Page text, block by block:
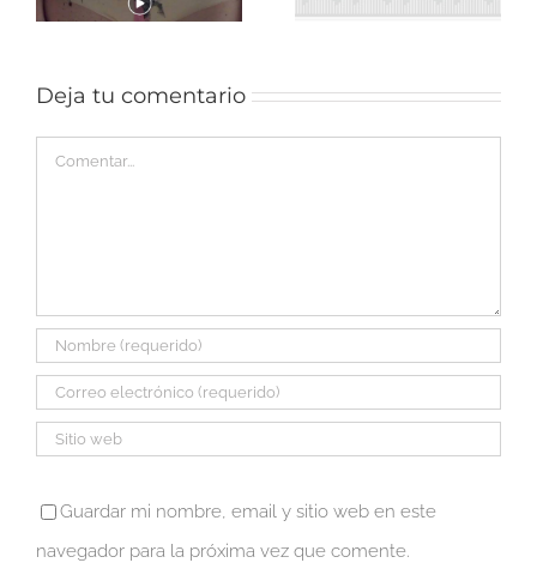
duele.
Deja tu comentario
Comentar
Guardar mi nombre, email y sitio web en este
navegador para la próxima vez que comente.